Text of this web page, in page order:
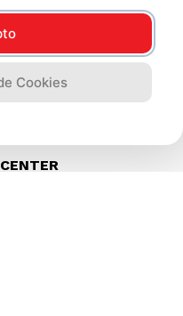
Cookies